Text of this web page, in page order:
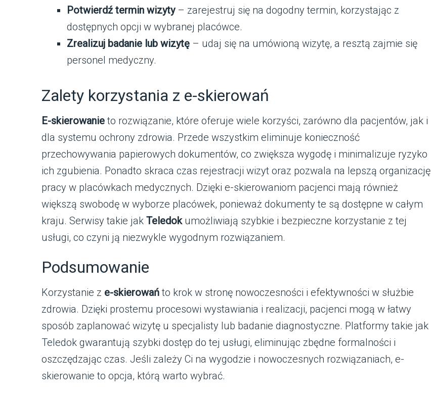
Potwierdź termin wizyty– zarejestruj się na dogodny termin, korzystając z
dostępnych opcji w wybranej placówce.
Zrealizuj badanie lub wizytę – udaj się na umówioną wizytę, a resztą zajmie się
personel medyczny.
Zalety korzystania z e-skierowań
E-skierowanieto rozwiązanie, które oferuje wiele korzyści, zarówno dla pacjentów, jak i
dla systemu ochrony zdrowia. Przede wszystkim eliminuje konieczność
przechowywania papierowych dokumentów, co zwiększa wygodę i minimalizuje ryzyko
ich zgubienia. Ponadto skraca czas rejestracji wizyt oraz pozwala na lepszą organizację
pracy w placówkach medycznych. Dzięki e-skierowaniom pacjenci mają również
większą swobodę w wyborze placówek, ponieważ dokumenty te są dostępne w całym
kraju. Serwisy takie jak Teledokumożliwiają szybkie i bezpieczne korzystanie z tej
usługi, co czyni ją niezwykle wygodnym rozwiązaniem.
Podsumowanie
Korzystanie z e-skierowańto krok w stronę nowoczesności i efektywności w służbie
zdrowia. Dzięki prostemu procesowi wystawiania i realizacji, pacjenci mogą w łatwy
sposób zaplanować wizytę u specjalisty lub badanie diagnostyczne. Platformy takie jak
Teledok gwarantują szybki dostęp do tej usługi, eliminując zbędne formalności i
oszczędzając czas. Jeśli zależy Ci na wygodzie i nowoczesnych rozwiązaniach, e-
skierowanie to opcja, którą warto wybrać.